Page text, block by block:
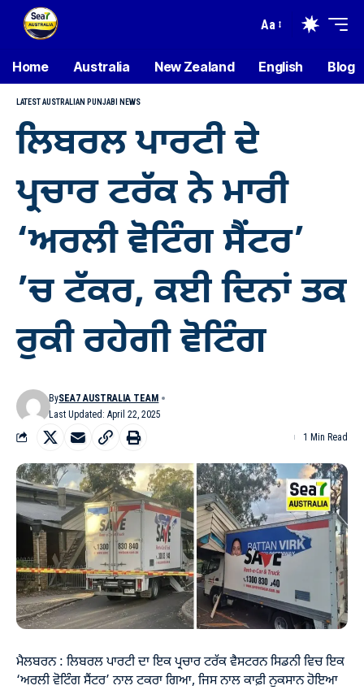
Aa
Home Australia New Zealand English Blog
LATEST AUSTRALIAN PUNJABI NEWS
ਲਿਬਰਲ ਪਾਰਟੀ ਦੇ
ਪ੍ਰਚਾਰ ਟਰੱਕ ਨੇ ਮਾਰੀ
‘ਅਰਲੀ ਵੋਟਿੰਗ ਸੈਂਟਰ’
’ਚ ਟੱਕਰ, ਕਈ ਦਿਨਾਂ ਤਕ
ਰੁਕੀ ਰਹੇਗੀ ਵੋਟਿੰਗ
Last Updated: April 22, 2025
BySEA7 AUSTRALIA TEAM
1 Min Read
ਮੈਲਬਰਨ : ਲਿਬਰਲ ਪਾਰਟੀ ਦਾ ਇਕ ਪ੍ਰਚਾਰ ਟਰੱਕ ਵੈਸਟਰਨ ਸਿਡਨੀ ਵਿਚ ਇਕ
‘ਅਰਲੀ ਵੋਟਿੰਗ ਸੈਂਟਰ’ ਨਾਲ ਟਕਰਾ ਗਿਆ, ਜਿਸ ਨਾਲ ਕਾਫ਼ੀ ਨੁਕਸਾਨ ਹੋਇਆ